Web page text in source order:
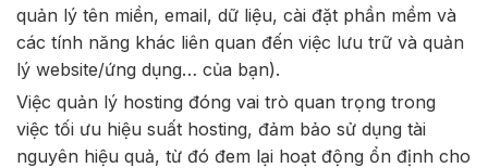
quản lý tên miền, email, dữ liệu, cài đặt phần mềm và
các tính năng khác liên quan đến việc lưu trữ và quản
lý website/ứng dụng… của bạn).
Việc quản lý hosting đóng vai trò quan trọng trong
việc tối ưu hiệu suất hosting, đảm bảo sử dụng tài
nguyên hiệu quả, từ đó đem lại hoạt động ổn định cho